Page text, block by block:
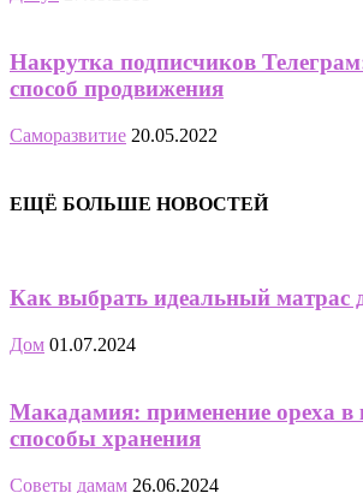
Накрутка подписчиков
способ продвижения
Саморазвитие 20.05.2022
ЕЩЁ БОЛЬШЕ НОВОСТЕЙ
Как выбрать идеальный матрас
Дом 01.07.2024
Макадамия: применение ореха в
способы хранения
Советы дамам 26.06.2024